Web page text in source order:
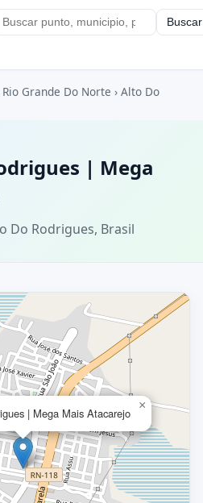
Buscar
Rio Grande Do Norte › Alto Do
| Mega
Do Rodrigues, Brasil
| Mega Mais Atacarejo
×